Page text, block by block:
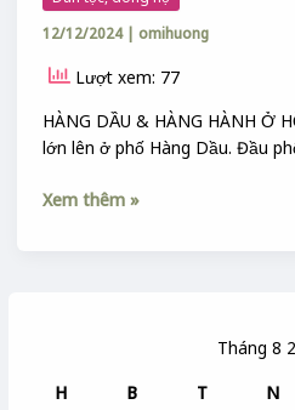
Tháng 8
H
B T N
12/12/2024 | omihuong
Lượt xem: 77
HÀNG DẦU & HÀNG HÀNH Ở
lớn lên ở phố Hàng Dầu. Đầu
Xem thêm »